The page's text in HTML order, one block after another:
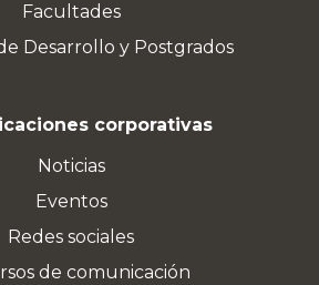
Facultades
Desarrollo y Postgrados
corporativas
Noticias
Eventos
Redes sociales
de comunicación